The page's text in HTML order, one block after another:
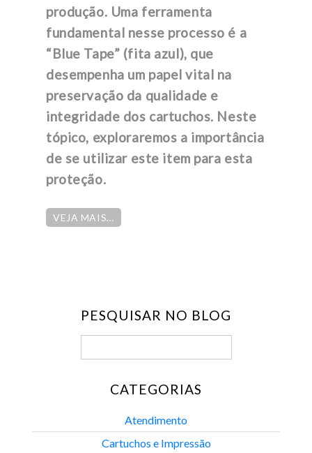
produção. Uma ferramenta
fundamental nesse processo é a
“Blue Tape” (fita azul), que
desempenha um papel vital na
preservação da qualidade e
integridade dos cartuchos. Neste
tópico, exploraremos a importância
de se utilizar este item para esta
proteção.
VEJA MAIS…
PESQUISAR NO BLOG
CATEGORIAS
Atendimento
Cartuchos e Impressão